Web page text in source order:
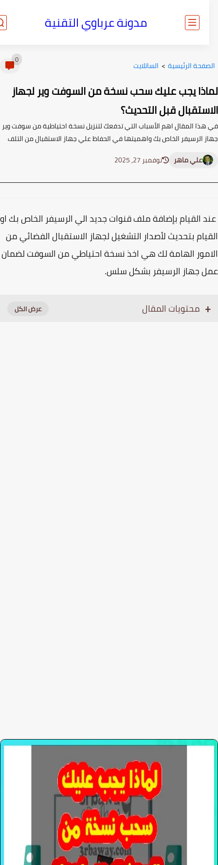
مدونة عرباوي التقنية
الرئيسية> الساتلايت
يجب عليك سحب نسخة من السوفت وير لجهاز
قبل التحديث؟
المقال اهم الأسباب التي تدفعك لتنزيل نسخة احتياطية من سوفت وير
الرسيفر الخاص بك واهميتها في الحفاظ علي جهاز الاستقبال من التلف
علي ماهر
نوفمبر 27, 2025
القيام بإضافة ملف قنوات جديد الي الرسيفر الخاص بك او
بتحديث لأصدار التشغيل لجهاز الاستقبال الفضائي من
الهامة لك هي اخذ نسخة احتياطي من السوفت لضمان
جهاز الرسيفر بشكل سلس.
محتويات المقال